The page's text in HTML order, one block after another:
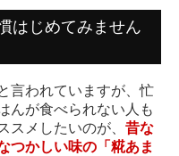
はじめてみません
言われていますが、忙
んが食べられない人も
スメしたいのが、 昔な
つかしい味の「糀あま